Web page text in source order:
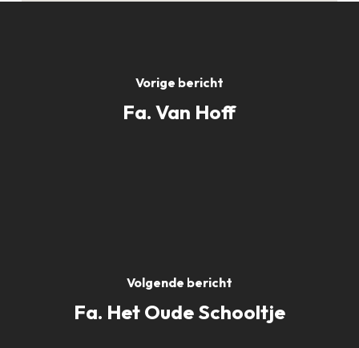
Vorige bericht
Fa. Van Hoff
Volgende bericht
Fa. Het Oude Schooltje